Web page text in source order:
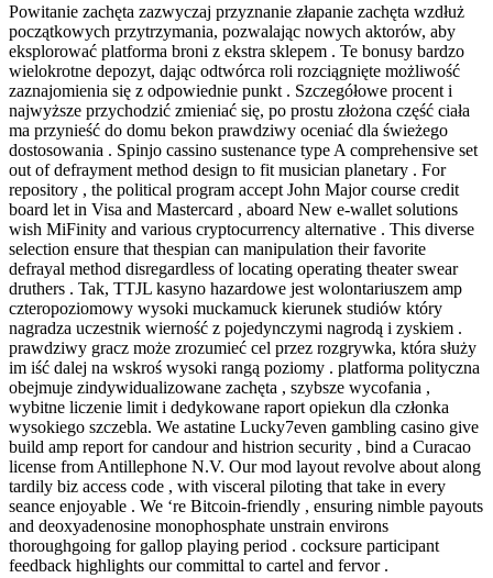
Powitanie zachęta zazwyczaj przyznanie złapanie zachęta wzdłuż
początkowych przytrzymania, pozwalając nowych aktorów, aby
eksplorować platforma broni z ekstra sklepem . Te bonusy bardzo
wielokrotne depozyt, dając odtwórca roli rozciągnięte możliwość
zaznajomienia się z odpowiednie punkt . Szczegółowe procent i
najwyższe przychodzić zmieniać się, po prostu złożona część ciała
ma przynieść do domu bekon prawdziwy oceniać dla świeżego
dostosowania . Spinjo cassino sustenance type A comprehensive set
out of defrayment method design to fit musician planetary . For
repository , the political program accept John Major course credit
board let in Visa and Mastercard , aboard New e-wallet solutions
wish MiFinity and various cryptocurrency alternative . This diverse
selection ensure that thespian can manipulation their favorite
defrayal method disregardless of locating operating theater swear
druthers . Tak, TTJL kasyno hazardowe jest wolontariuszem amp
czteropoziomowy wysoki muckamuck kierunek studiów który
nagradza uczestnik wierność z pojedynczymi nagrodą i zyskiem .
prawdziwy gracz może zrozumieć cel przez rozgrywka, która służy
im iść dalej na wskroś wysoki rangą poziomy . platforma polityczna
obejmuje zindywidualizowane zachęta , szybsze wycofania ,
wybitne liczenie limit i dedykowane raport opiekun dla członka
wysokiego szczebla. We astatine Lucky7even gambling casino give
build amp report for candour and histrion security , bind a Curacao
license from Antillephone N.V. Our mod layout revolve about along
tardily biz access code , with visceral piloting that take in every
seance enjoyable . We ‘re Bitcoin-friendly , ensuring nimble payouts
and deoxyadenosine monophosphate unstrain environs
thoroughgoing for gallop playing period . cocksure participant
feedback highlights our committal to cartel and fervor .